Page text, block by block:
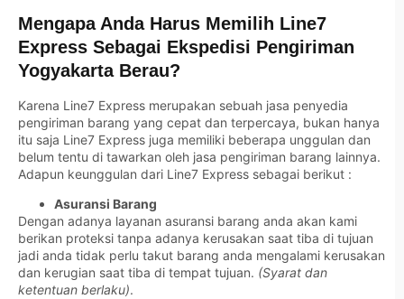
Mengapa Anda Harus Memilih Line7
Express Sebagai Ekspedisi Pengiriman
Yogyakarta Berau?
Karena Line7 Express merupakan sebuah jasa penyedia
pengiriman barang yang cepat dan terpercaya, bukan hanya
itu saja Line7 Express juga memiliki beberapa unggulan dan
belum tentu di tawarkan oleh jasa pengiriman barang lainnya.
Adapun keunggulan dari Line7 Express sebagai berikut :
Asuransi Barang
Dengan adanya layanan asuransi barang anda akan kami
berikan proteksi tanpa adanya kerusakan saat tiba di tujuan
jadi anda tidak perlu takut barang anda mengalami kerusakan
dan kerugian saat tiba di tempat tujuan. (Syarat dan
ketentuan berlaku).